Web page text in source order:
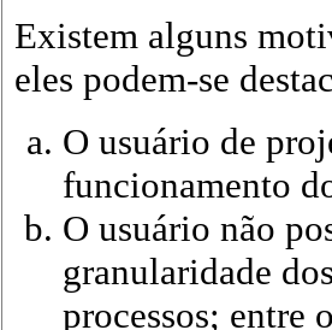
Existem alguns
eles podem-se
O usuário de
funcionamento
O usuário não
granularidade
processos; entre